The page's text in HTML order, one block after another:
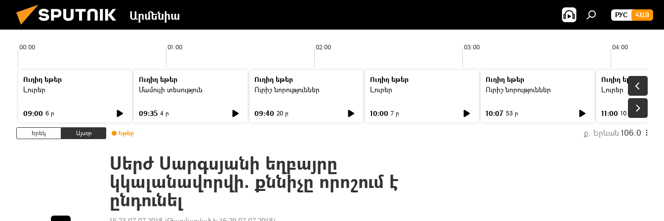
Արմենիա РУС ՀԱՅ
00:00 01:00 02:00 03:00 04:00
Ուղիղ եթեր
Լուրեր
09:00 6 ր
Ուղիղ եթեր
Մամուլի տեսություն
09:35 4 ր
Ուղիղ եթեր
Ուրիշ նորություններ
09:40 20 ր
Ուղիղ եթեր
Լուրեր
10:00 7 ր
Ուղիղ եթեր
Ուրիշ նորություններ
10:07 53 ր
Ուղիղ եթեր
Լուրեր
11:00 10 ր
Երեկ Այսօր Եթեր ք. Երևան 106.0
Սերժ Սարգսյանի եղբայրը
կկալանավորվի. քննիչը որոշում է
ընդունել